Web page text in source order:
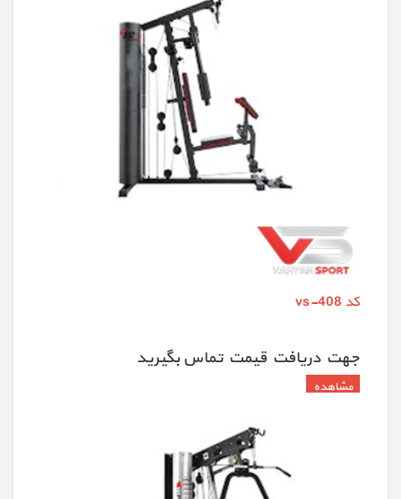
کد vs-408
جهت دريافت قيمت تماس بگيريد